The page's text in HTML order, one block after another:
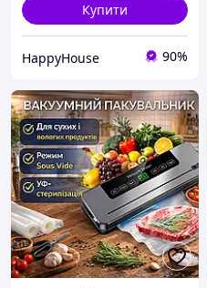
Купити
HappyHouse 90%